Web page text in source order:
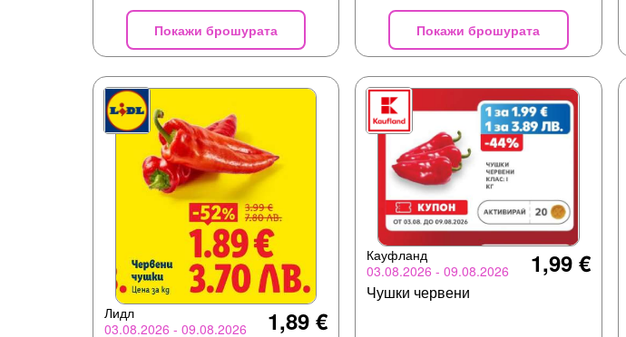
Покажи брошурата Покажи брошурата
Лидл
03.08.2026 - 09.08.2026
1,89 €
Кауфланд
03.08.2026 - 09.08.2026
1,99 €
Чушки червени